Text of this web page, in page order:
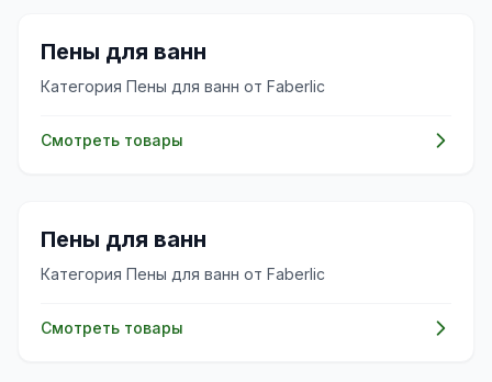
✨
Пены для ванн
Категория Пены для ванн от Faberlic
Смотреть товары
✨
Пены для ванн
Категория Пены для ванн от Faberlic
Смотреть товары